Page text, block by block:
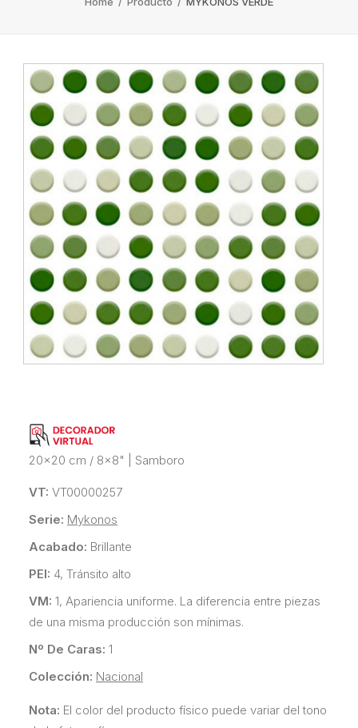
20x20 cm / 8x8" Samboro
VT: VT00000257
Serie: Mykonos
Acabado: Brillante
PEI: 4, Tránsito alto
VM: 1, Apariencia uniforme. La diferencia entre piezas
de una misma producción son mínimas.
Nº De Caras: 1
Colección: Nacional
Nota: El color del producto físico puede variar del tono